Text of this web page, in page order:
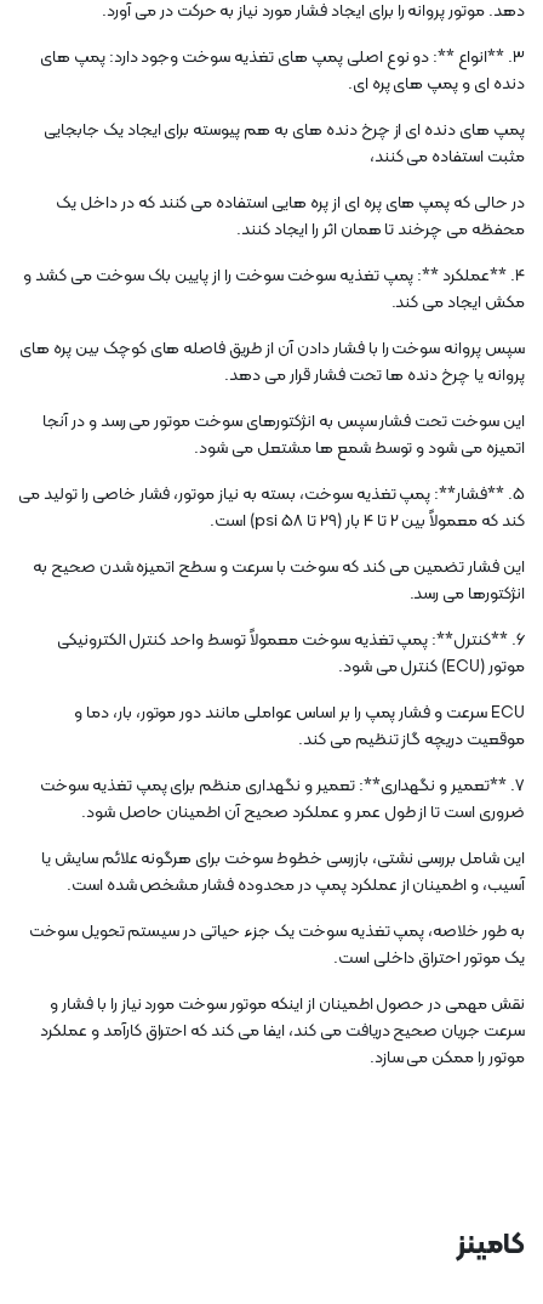
دهد. موتور پروانه را برای ایجاد فشار مورد نیاز به حرکت در می آورد.
3. **انواع **: دو نوع اصلی پمپ های تغذیه سوخت وجود دارد: پمپ های
دنده ای و پمپ های پره ای.
پمپ های دنده ای از چرخ دنده های به هم پیوسته برای ایجاد یک جابجایی
مثبت استفاده می کنند،
در حالی که پمپ های پره ای از پره هایی استفاده می کنند که در داخل یک
محفظه می چرخند تا همان اثر را ایجاد کنند.
4. **عملکرد **: پمپ تغذیه سوخت سوخت را از پایین باک سوخت می کشد و
مکش ایجاد می کند.
سپس پروانه سوخت را با فشار دادن آن از طریق فاصله های کوچک بین پره های
پروانه یا چرخ دنده ها تحت فشار قرار می دهد.
این سوخت تحت فشار سپس به انژکتورهای سوخت موتور می رسد و در آنجا
اتمیزه می شود و توسط شمع ها مشتعل می شود.
5. **فشار**: پمپ تغذیه سوخت، بسته به نیاز موتور، فشار خاصی را تولید می
کند که معمولاً بین 2 تا 4 بار (29 تا 58 psi) است.
این فشار تضمین می کند که سوخت با سرعت و سطح اتمیزه شدن صحیح به
انژکتورها می رسد.
6. **کنترل**: پمپ تغذیه سوخت معمولاً توسط واحد کنترل الکترونیکی
موتور (ECU) کنترل می شود.
ECU سرعت و فشار پمپ را بر اساس عواملی مانند دور موتور، بار، دما و
موقعیت دریچه گاز تنظیم می کند.
7. **تعمیر و نگهداری**: تعمیر و نگهداری منظم برای پمپ تغذیه سوخت
ضروری است تا از طول عمر و عملکرد صحیح آن اطمینان حاصل شود.
این شامل بررسی نشتی، بازرسی خطوط سوخت برای هرگونه علائم سایش یا
آسیب، و اطمینان از عملکرد پمپ در محدوده فشار مشخص شده است.
به طور خلاصه، پمپ تغذیه سوخت یک جزء حیاتی در سیستم تحویل سوخت
یک موتور احتراق داخلی است.
نقش مهمی در حصول اطمینان از اینکه موتور سوخت مورد نیاز را با فشار و
سرعت جریان صحیح دریافت می کند، ایفا می کند که احتراق کارآمد و عملکرد
موتور را ممکن می سازد.
کامینز